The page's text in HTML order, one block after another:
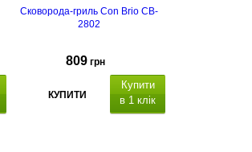
Сковорода-гриль Con Brio CB-
2802
809 грн
КУПИТИ
Купити
в 1 клік